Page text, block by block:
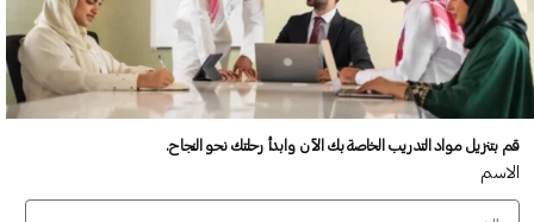
أفضل أداء المتدربين.
تذكّر الفائدة التي حصلت عليها في برنامج تدريبي سابق عندما تم
اختيار حقيبة مناسبة لمستوى معرفتنا، حيث أتاح لنا ذلك
متعة وإفادة.
أنواع حقائب تدريبية المؤسسة
قم بتنزيل مواد التدريب الخاصة بك الآن وابدأ رحلتك نحو النجاح.
الاسم